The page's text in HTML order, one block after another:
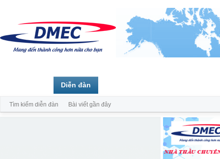
Diễn đàn
Tìm kiếm diễn đàn Bài viết gần đây